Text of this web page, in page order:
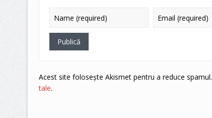
Acest site folosește Akismet pentru a reduce spamul.
tale.